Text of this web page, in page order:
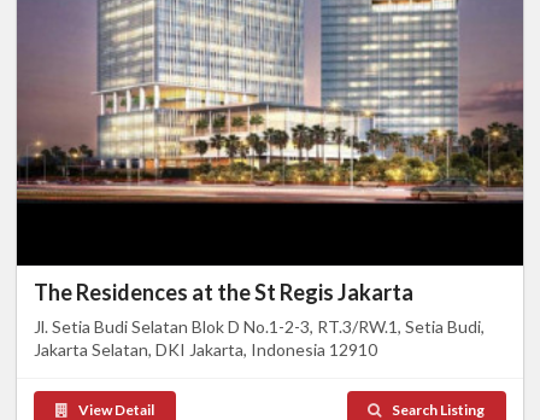
The Residences at the St Regis Jakarta
Jl. Setia Budi Selatan Blok D No.1-2-3, RT.3/RW.1, Setia Budi,
Jakarta Selatan, DKI Jakarta, Indonesia 12910
View Detail Search Listing